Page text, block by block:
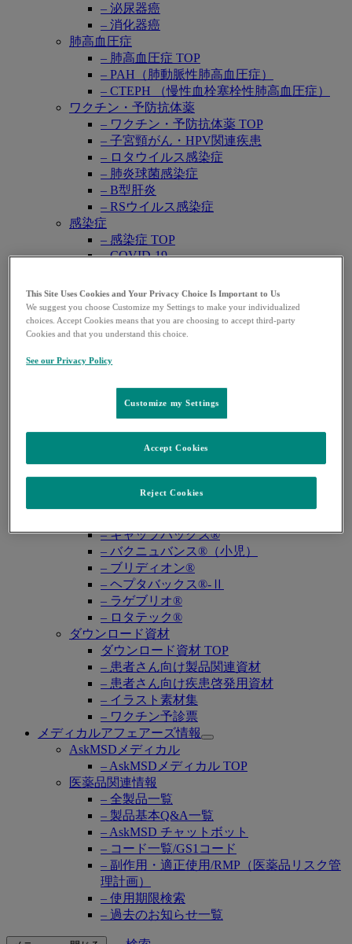
– 泌尿器癌
– 消化器癌
肺高血圧症
– 肺高血圧症 TOP
– PAH（肺動脈性肺高血圧症）
– CTEPH （慢性血栓塞栓性肺高血圧症）
ワクチン・予防抗体薬
– ワクチン・予防抗体薬 TOP
– 子宮頸がん・HPV関連疾患
– ロタウイルス感染症
– 肺炎球菌感染症
– B型肝炎
– RSウイルス感染症
感染症
– 感染症 TOP
– COVID-19
– 真菌感染症
– グラム陰性菌感染症
糖尿病
麻酔
– 麻酔 TOP
WEB講演会・学会
WEB講演会
学会共催セミナー
学会カレンダー
資材一覧
Open
資材注文 TOP
– キャップバックス®
– バクニュバンス®（小児）
– ブリディオン®
– ヘプタバックス®-Ⅱ
– ラゲブリオ®
– ロタテック®
ダウンロード資材
ダウンロード資材 TOP
– 患者さん向け製品関連資材
– 患者さん向け疾患啓発用資材
– イラスト素材集
– ワクチン予診票
メディカルアフェアーズ情報
Open
AskMSDメディカル
– AskMSDメディカル TOP
医薬品関連情報
– 全製品一覧
– 製品基本Q&A一覧
– AskMSD チャットボット
– コード一覧/GS1コード
– 副作用・適正使用/RMP（医薬品リスク管
理計画）
– 使用期限検索
– 過去のお知らせ一覧
This Site Uses Cookies and Your Privacy Choice Is Important to Us
We suggest you choose Customize my Settings to make your individualized
choices. Accept Cookies means that you are choosing to accept third-party
Cookies and that you understand this choice.
See our Privacy Policy
Customize my Settings
Reject Cookies
Accept Cookies